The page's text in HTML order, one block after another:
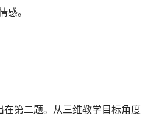
感。
在第二题。从三维教学目标角度